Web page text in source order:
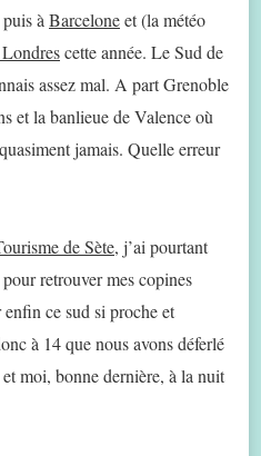
puis à Barceloneet (la météo
cette année. Le Sud de
assez mal. A part Grenoble
et la banlieue de Valence où
jamais. Quelle erreur
de Sète, j’ai pourtant
retrouver mes copines
ce sud si proche et
à 14 que nous avons déferlé
moi, bonne dernière, à la nuit